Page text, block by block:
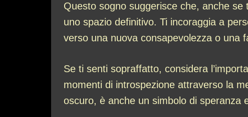
Questo sogno suggerisce che, anche
uno spazio definitivo. Ti incoraggia a
verso una nuova consapevolezza o una
Se ti senti sopraffatto, considera
momenti di introspezione attraverso la
oscuro, è anche un simbolo di speranza